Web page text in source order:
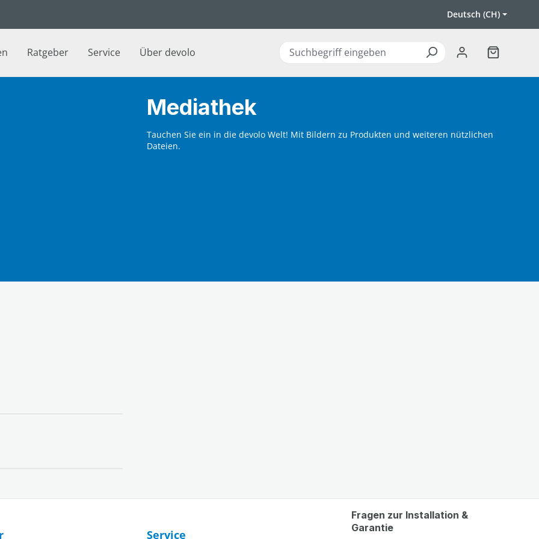
Deutsch (CH)
Ratgeber Service Über devolo
Mediathek
Tauchen Sie ein in die devolo Welt! Mit Bildern zu Produkten und weiteren nützlichen
Dateien.
Service
Fragen zur Installation &
Garantie